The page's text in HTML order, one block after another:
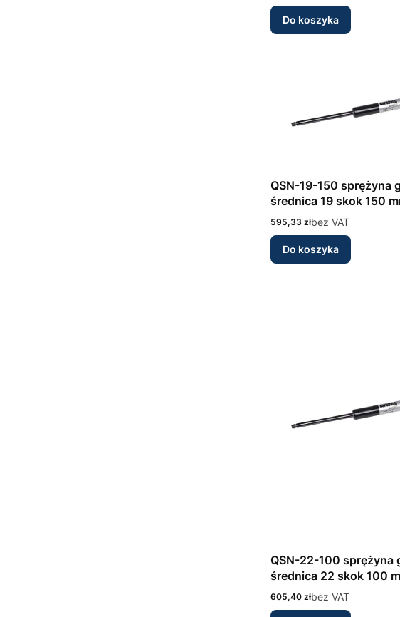
Do koszyka
QSN-19-150 sprężyna
średnica 19 skok 150
nierdzewna INOX 316L
Cena
595,33 złbez VAT
Do koszyka
QSN-22-100 sprężyna
średnica 22 skok 100
nierdzewna INOX 316L
Cena
605,40 złbez VAT